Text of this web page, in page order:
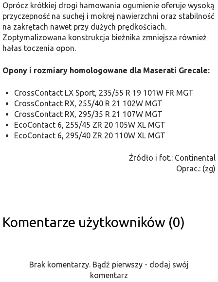
Oprócz krótkiej drogi hamowania ogumienie oferuje wysoką
przyczepność na suchej i mokrej nawierzchni oraz stabilność
na zakrętach nawet przy dużych prędkościach.
Zoptymalizowana konstrukcja bieżnika zmniejsza również
hałas toczenia opon.
Opony i rozmiary homologowane dla Maserati Grecale:
CrossContact LX Sport, 235/55 R 19 101W FR MGT
CrossContact RX, 255/40 R 21 102W MGT
CrossContact RX, 295/35 R 21 107W MGT
EcoContact 6, 255/45 ZR 20 105W XL MGT
EcoContact 6, 295/40 ZR 20 110W XL MGT
Źródło i fot.: Continental
Oprac.: (zg)
Komentarze użytkowników (0)
Brak komentarzy. Bądź pierwszy - dodaj swój
komentarz